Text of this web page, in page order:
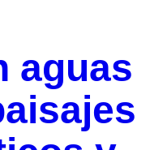
aguas